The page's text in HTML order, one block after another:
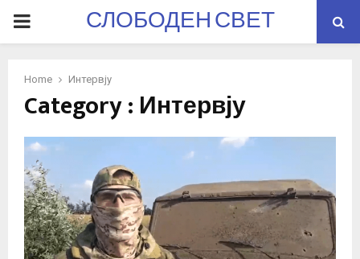
PRIMARYСЛОБОДЕН СВЕТ
Home Интервју
Category : Интервју